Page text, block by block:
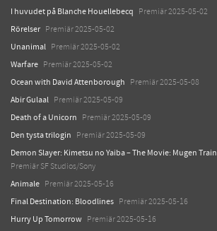
I huvudet på Blanche Houellebecq Premiär 2025-05-02
Rörelser Premiär 2025-05-02
Unanimal Premiär 2025-05-02
Warfare Premiär 2025-05-02
Ocean with David Attenborough Premiär 2025-05-08
Abir Gulaal Premiär 2025-05-09
Death of a Unicorn Premiär 2025-05-09
Den tysta trilogin Premiär 2025-05-09
Demon Slayer: Kimetsu no Yaiba – The Movie: Mugen Train
Premiär SF Studios/Sony
Animale Premiär 2025-05-16
Final Destination: Bloodlines Premiär 2025-05-16
Hurry Up Tomorrow Premiär 2025-05-16